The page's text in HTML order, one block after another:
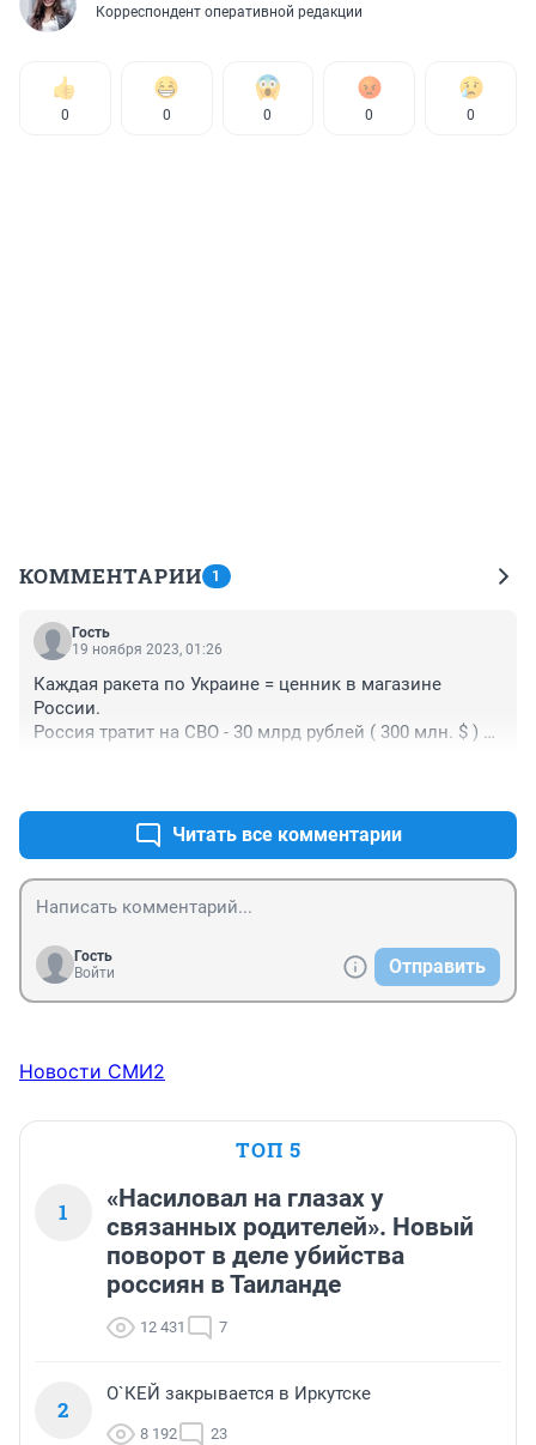
Корреспондент оперативной редакции
0 0 0 0 0
КОММЕНТАРИИ 1
Гость
19 ноября 2023, 01:26
Каждая ракета по Украине = ценник в магазине
России.
Россия тратит на СВО - 30 млрд рублей ( 300 млн. $ ) в
Читать все комментарии
Гость
Войти
Отправить
Новости СМИ2
ТОП 5
1
«Насиловал на глазах у
связанных родителей». Новый
поворот в деле убийства
россиян в Таиланде
12 431 7
2
О`КЕЙ закрывается в Иркутске
8 192 23